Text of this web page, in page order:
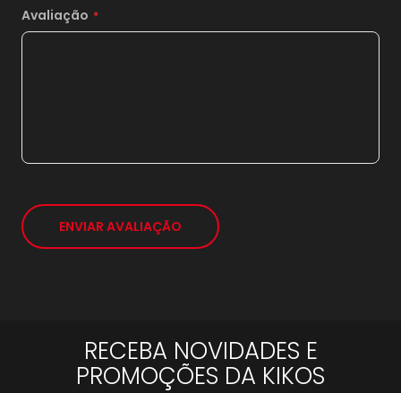
20xsem juros de
Avaliação
ENVIAR AVALIAÇÃO
RECEBA NOVIDADES E
PROMOÇÕES DA KIKOS